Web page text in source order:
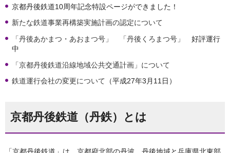
京都丹後鉄道10周年記念特設ページができました！
新たな鉄道事業再構築実施計画の認定について
「丹後あかまつ・あおまつ号」
「丹後くろまつ号」
好評運行
中
「京都丹後鉄道沿線地域公共交通計画」について
鉄道運行会社の変更について （平成27年3月11日）
京都丹後鉄道（丹鉄）とは